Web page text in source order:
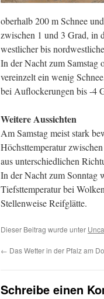
oberhalb 200 m Schnee
zwischen 1 und 3 Grad, in
westlicher bis
In der Nacht zum
vereinzelt ein wenig
bei Auflockerungen bis -4
Weitere Aussichten
Am Samstag meist stark
Höchsttemperatur
aus unterschiedlichen
In der Nacht zum Sonntag
Tiefsttemperatur bei
Stellenweise Reifglätte.
Dieser Beitrag wurde unter
← Das Wetter in der Pfalz am
Schreibe einen